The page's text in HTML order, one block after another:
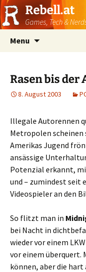
Rebell.at
Games, Tech &
Menu
Rasen bis
8. August 2003
Illegale Autorennen
Metropolen scheinen
Amerikas Jugend
ansässige
Potenzial erkannt,
und – zumindest seit
Videospieler an den
So flitzt man in
bei Nacht in
wieder vor einem
vor einem überquert.
können, aber die